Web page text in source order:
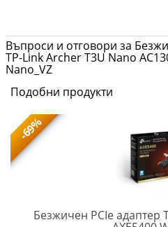
Въпроси и отговори за
TP-Link Archer T3U Nano
Nano_VZ
Подобни продукти
-69%
Безжичен PCIe адаптер